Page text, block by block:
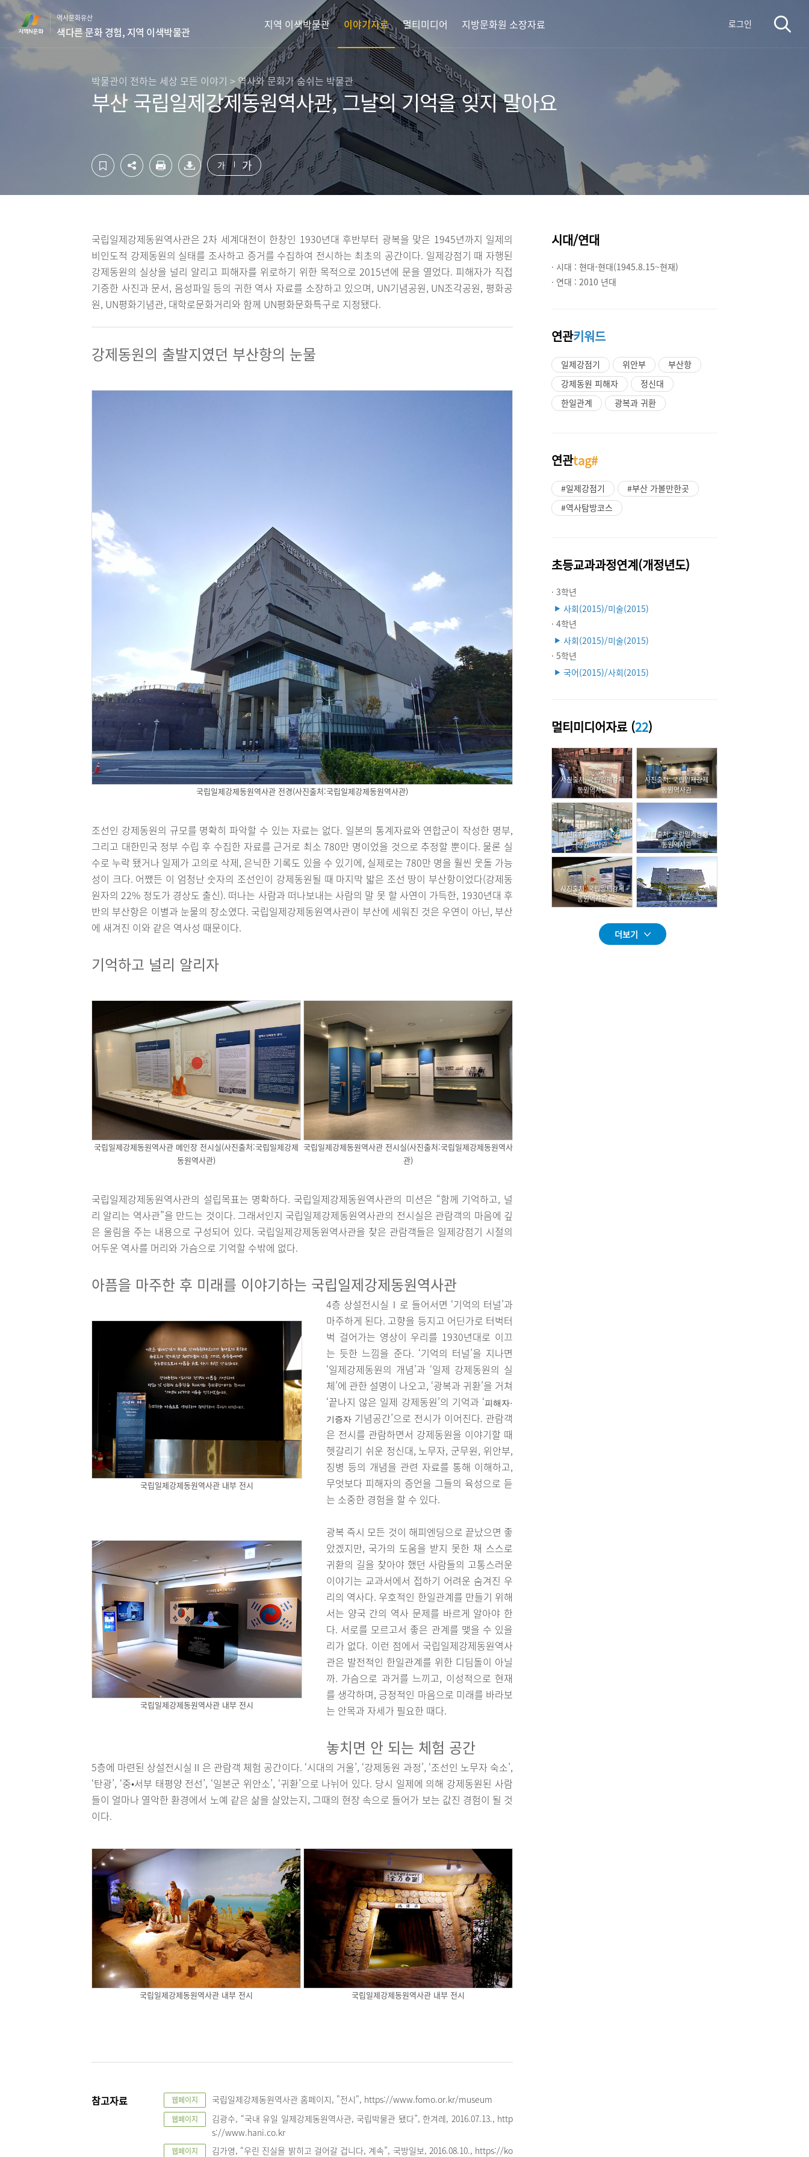
컨
텐
츠
하
단
영
역사문화유산
색다른 문화 경험, 지역 이색박물관
지역 이색박물관 이야기자료 멀티미디어 지방문화원 소장자료 로그인
박물관이 전하는 세상 모든 이야기 > 역사와 문화가 숨쉬는 박물관
부산 국립일제강제동원역사관, 그날의 기억을 잊지 말아요
가 가
국립일제강제동원역사관은 2차 세계대전이 한창인 1930년대 후반부터 광복을 맞은 1945년까지 일제의
비인도적 강제동원의 실태를 조사하고 증거를 수집하여 전시하는 최초의 공간이다. 일제강점기 때 자행된
강제동원의 실상을 널리 알리고 피해자를 위로하기 위한 목적으로 2015년에 문을 열었다. 피해자가 직접
기증한 사진과 문서, 음성파일 등의 귀한 역사 자료를 소장하고 있으며, UN기념공원, UN조각공원, 평화공
원, UN평화기념관, 대학로문화거리와 함께 UN평화문화특구로 지정됐다.
강제동원의 출발지였던 부산항의 눈물
국립일제강제동원역사관 전경(사진출처:국립일제강제동원역사관)
조선인 강제동원의 규모를 명확히 파악할 수 있는 자료는 없다. 일본의 통계자료와 연합군이 작성한 명부,
그리고 대한민국 정부 수립 후 수집한 자료를 근거로 최소 780만 명이었을 것으로 추정할 뿐이다. 물론 실
수로 누락 됐거나 일제가 고의로 삭제, 은닉한 기록도 있을 수 있기에, 실제로는 780만 명을 훨씬 웃돌 가능
성이 크다. 어쨌든 이 엄청난 숫자의 조선인이 강제동원될 때 마지막 밟은 조선 땅이 부산항이었다(강제동
원자의 22% 정도가 경상도 출신). 떠나는 사람과 떠나보내는 사람의 말 못 할 사연이 가득한, 1930년대 후
반의 부산항은 이별과 눈물의 장소였다. 국립일제강제동원역사관이 부산에 세워진 것은 우연이 아닌, 부산
에 새겨진 이와 같은 역사성 때문이다.
기억하고 널리 알리자
국립일제강제동원역사관 메인장 전시실(사진출처:국립일제강제
동원역사관)
국립일제강제동원역사관 전시실(사진출처:국립일제강제동원역사
관)
국립일제강제동원역사관의 설립목표는 명확하다. 국립일제강제동원역사관의 미션은 “함께 기억하고, 널
리 알리는 역사관”을 만드는 것이다. 그래서인지 국립일제강제동원역사관의 전시실은 관람객의 마음에 깊
은 울림을 주는 내용으로 구성되어 있다. 국립일제강제동원역사관을 찾은 관람객들은 일제강점기 시절의
어두운 역사를 머리와 가슴으로 기억할 수밖에 없다.
아픔을 마주한 후 미래를 이야기하는 국립일제강제동원역사관
국립일제강제동원역사관 내부 전시
4층 상설전시실Ⅰ로 들어서면 ‘기억의 터널’과
마주하게 된다. 고향을 등지고 어딘가로 터벅터
벅 걸어가는 영상이 우리를 1930년대로 이끄
는 듯한 느낌을 준다. ‘기억의 터널’을 지나면
‘일제강제동원의 개념’과 ‘일제 강제동원의 실
체’에 관한 설명이 나오고, ‘광복과 귀환’을 거쳐
‘끝나지 않은 일제 강제동원’의 기억과 ‘피해자·
기증자 기념공간’으로 전시가 이어진다. 관람객
은 전시를 관람하면서 강제동원을 이야기할 때
헷갈리기 쉬운 정신대, 노무자, 군무원, 위안부,
징병 등의 개념을 관련 자료를 통해 이해하고,
무엇보다 피해자의 증언을 그들의 육성으로 듣
는 소중한 경험을 할 수 있다.
국립일제강제동원역사관 내부 전시
광복 즉시 모든 것이 해피엔딩으로 끝났으면 좋
았겠지만, 국가의 도움을 받지 못한 채 스스로
귀환의 길을 찾아야 했던 사람들의 고통스러운
이야기는 교과서에서 접하기 어려운 숨겨진 우
리의 역사다. 우호적인 한일관계를 만들기 위해
서는 양국 간의 역사 문제를 바르게 알아야 한
다. 서로를 모르고서 좋은 관계를 맺을 수 있을
리가 없다. 이런 점에서 국립일제강제동원역사
관은 발전적인 한일관계를 위한 디딤돌이 아닐
까. 가슴으로 과거를 느끼고, 이성적으로 현재
를 생각하며, 긍정적인 마음으로 미래를 바라보
는 안목과 자세가 필요한 때다.
놓치면 안 되는 체험 공간
5층에 마련된 상설전시실Ⅱ은 관람객 체험 공간이다. ‘시대의 거울’, ‘강제동원 과정’, ‘조선인 노무자 숙소’,
‘탄광’, ‘중•서부 태평양 전선’, ‘일본군 위안소’, ‘귀환’으로 나뉘어 있다. 당시 일제에 의해 강제동원된 사람
들이 얼마나 열악한 환경에서 노예 같은 삶을 살았는지, 그때의 현장 속으로 들어가 보는 값진 경험이 될 것
이다.
국립일제강제동원역사관 내부 전시 국립일제강제동원역사관 내부 전시
참고자료 웹페이지 국립일제강제동원역사관 홈페이지, "전시", https://www.fomo.or.kr/museum
웹페이지
김광수, “국내 유일 일제강제동원역사관, 국립박물관 됐다”, 한겨레, 2016.07.13., http
s://www.hani.co.kr
웹페이지 김가영, “우린 진실을 밝히고 걸어갈 겁니다, 계속”, 국방일보, 2016.08.10., https://ko
시대/연대
· 시대 : 현대-현대(1945.8.15~현재)
· 연대 : 2010 년대
연관키워드
일제강점기 위안부
부산항
강제동원 피해자
정신대
한일관계
광복과 귀환
연관tag#
#일제강점기
#부산 가볼만한곳
#역사탐방코스
초등교과과정연계(개정년도)
· 3학년
▶ 사회(2015)/미술(2015)
· 4학년
▶ 사회(2015)/미술(2015)
· 5학년
▶ 국어(2015)/사회(2015)
멀티미디어자료 (22)
사진출처: 국립일제강제
동원역사관
사진출처: 국립일제강제
동원역사관
사진출처: 국립일제강제
동원역사관
사진출처: 국립일제강제
동원역사관
사진출처: 국립일제강제
동원역사관
더보기